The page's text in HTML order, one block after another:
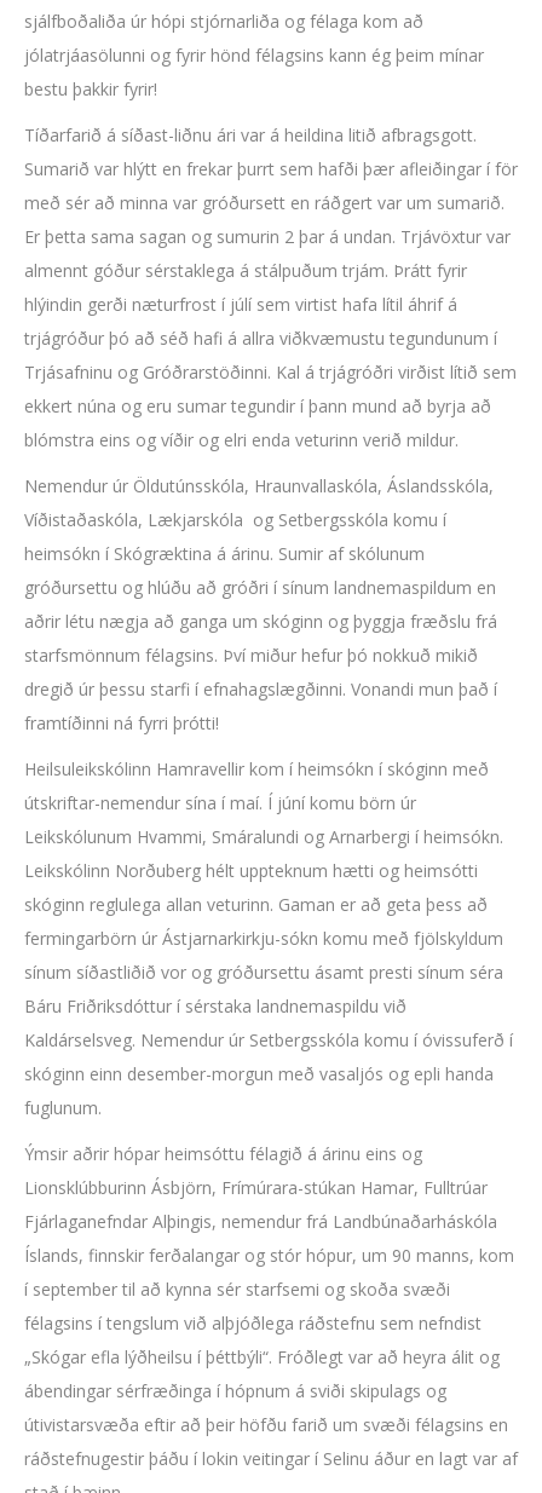
sjálfboðaliða úr hópi stjórnarliða og félaga kom að
jólatrjáasölunni og fyrir hönd félagsins kann ég þeim mínar
bestu þakkir fyrir!
Tíðarfarið á síðast-liðnu ári var á heildina litið afbragsgott.
Sumarið var hlýtt en frekar þurrt sem hafði þær afleiðingar í för
með sér að minna var gróðursett en ráðgert var um sumarið.
Er þetta sama sagan og sumurin 2 þar á undan. Trjávöxtur var
almennt góður sérstaklega á stálpuðum trjám. Þrátt fyrir
hlýindin gerði næturfrost í júlí sem virtist hafa lítil áhrif á
trjágróður þó að séð hafi á allra viðkvæmustu tegundunum í
Trjásafninu og Gróðrarstöðinni. Kal á trjágróðri virðist lítið sem
ekkert núna og eru sumar tegundir í þann mund að byrja að
blómstra eins og víðir og elri enda veturinn verið mildur.
Nemendur úr Öldutúnsskóla, Hraunvallaskóla, Áslandsskóla,
Víðistaðaskóla, Lækjarskóla og Setbergsskóla komu í
heimsókn í Skógræktina á árinu. Sumir af skólunum
gróðursettu og hlúðu að gróðri í sínum landnemaspildum en
aðrir létu nægja að ganga um skóginn og þyggja fræðslu frá
starfsmönnum félagsins. Því miður hefur þó nokkuð mikið
dregið úr þessu starfi í efnahagslægðinni. Vonandi mun það í
framtíðinni ná fyrri þrótti!
Heilsuleikskólinn Hamravellir kom í heimsókn í skóginn með
útskriftar-nemendur sína í maí. Í júní komu börn úr
Leikskólunum Hvammi, Smáralundi og Arnarbergi í heimsókn.
Leikskólinn Norðuberg hélt uppteknum hætti og heimsótti
skóginn reglulega allan veturinn. Gaman er að geta þess að
fermingarbörn úr Ástjarnarkirkju-sókn komu með fjölskyldum
sínum síðastliðið vor og gróðursettu ásamt presti sínum séra
Báru Friðriksdóttur í sérstaka landnemaspildu við
Kaldárselsveg. Nemendur úr Setbergsskóla komu í óvissuferð í
skóginn einn desember-morgun með vasaljós og epli handa
fuglunum.
Ýmsir aðrir hópar heimsóttu félagið á árinu eins og
Lionsklúbburinn Ásbjörn, Frímúrara-stúkan Hamar, Fulltrúar
Fjárlaganefndar Alþingis, nemendur frá Landbúnaðarháskóla
Íslands, finnskir ferðalangar og stór hópur, um 90 manns, kom
í september til að kynna sér starfsemi og skoða svæði
félagsins í tengslum við alþjóðlega ráðstefnu sem nefndist
„Skógar efla lýðheilsu í þéttbýli“. Fróðlegt var að heyra álit og
ábendingar sérfræðinga í hópnum á sviði skipulags og
útivistarsvæða eftir að þeir höfðu farið um svæði félagsins en
ráðstefnugestir þáðu í lokin veitingar í Selinu áður en lagt var af